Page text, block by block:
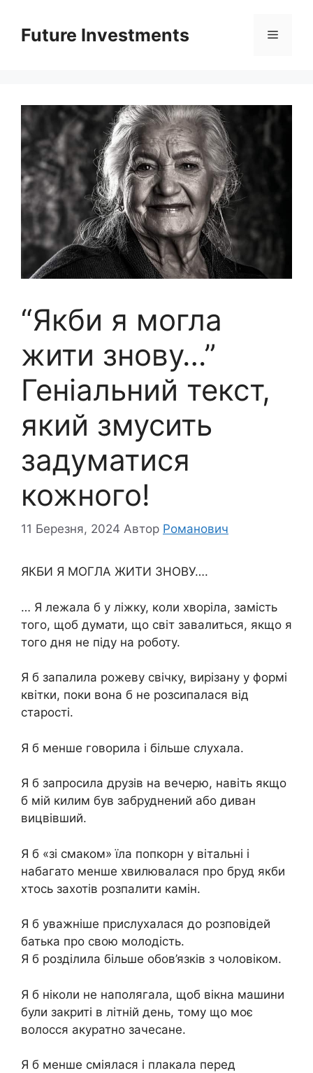
вмістуFuture Investments Меню
“Якби я могла
жити знову…”
Геніальний текст,
який змусить
задуматися
кожного!
11 Березня, 2024 Автор Романович
ЯКБИ Я МОГЛА ЖИТИ ЗНОВУ….
… Я лежала б у ліжку, коли хворіла, замість
того, щоб думати, що світ завалиться, якщо я
того дня не піду на роботу.
Я б запалила рожеву свічку, вирізану у формі
квітки, поки вона б не розсипалася від
старості.
Я б менше говорила і більше слухала.
Я б запросила друзів на вечерю, навіть якщо
б мій килим був забруднений або диван
вицвівший.
Я б «зі смаком» їла попкорн у вітальні і
набагато менше хвилювалася про бруд якби
хтось захотів розпалити камін.
Я б уважніше прислухалася до розповідей
батька про свою молодість.
Я б розділила більше обов’язків з чоловіком.
Я б ніколи не наполягала, щоб вікна машини
були закриті в літній день, тому що моє
волосся акуратно зачесане.
Я б менше сміялася і плакала перед